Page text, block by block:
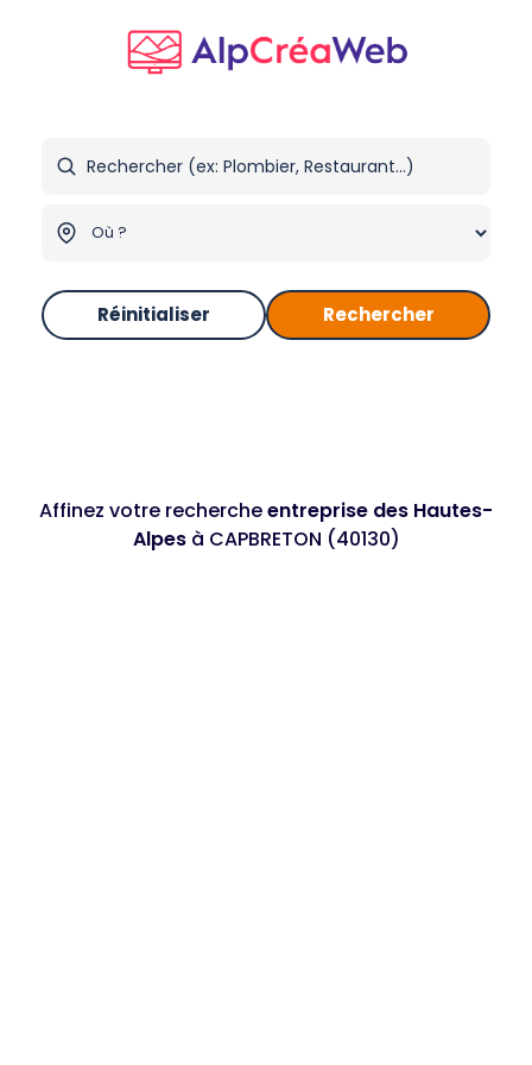
Réinitialiser Rechercher
Affinez votre rechercheentreprise des Hautes-
Alpesà CAPBRETON (40130)